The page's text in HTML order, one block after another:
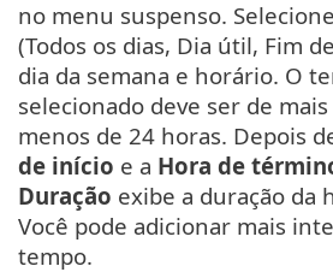
no menu suspenso.
(Todos os dias, Dia útil, Fim
dia da semana e horário. O
selecionado deve ser de
menos de 24 horas. Depois
de início e a Hora de
Duração exibe a duração da
Você pode adicionar mais
tempo.